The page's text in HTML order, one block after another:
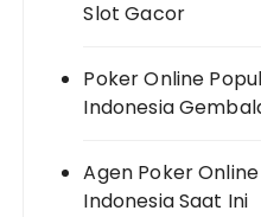
Slot Gacor
Poker Online
Indonesia
Agen Poker
Indonesia Saat Ini